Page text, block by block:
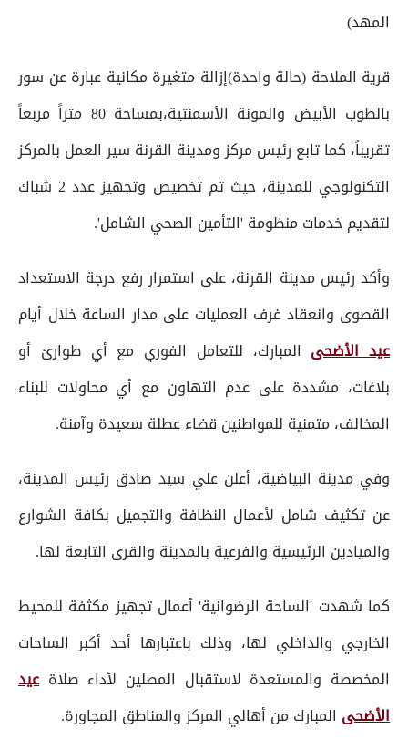
المهد)
قرية الملاحة (حالة واحدة)إزالة متغيرة مكانية عبارة عن سور
بالطوب الأبيض والمونة الأسمنتية،بمساحة 80 متراً مربعاً
تقريباً، كما تابع رئيس مركز ومدينة القرنة سير العمل بالمركز
التكنولوجي للمدينة، حيث تم تخصيص وتجهيز عدد 2 شباك
لتقديم خدمات منظومة 'التأمين الصحي الشامل'.
وأكد رئيس مدينة القرنة، على استمرار رفع درجة الاستعداد
القصوى وانعقاد غرف العمليات على مدار الساعة خلال أيام
عيد الأضحى المبارك، للتعامل الفوري مع أي طوارئ أو
بلاغات، مشددة على عدم التهاون مع أي محاولات للبناء
المخالف، متمنية للمواطنين قضاء عطلة سعيدة وآمنة.
وفي مدينة البياضية، أعلن علي سيد صادق رئيس المدينة،
عن تكثيف شامل لأعمال النظافة والتجميل بكافة الشوارع
والميادين الرئيسية والفرعية بالمدينة والقرى التابعة لها.
كما شهدت 'الساحة الرضوانية' أعمال تجهيز مكثفة للمحيط
الخارجي والداخلي لها، وذلك باعتبارها أحد أكبر الساحات
المخصصة والمستعدة لاستقبال المصلين لأداء صلاةعيد
الأضحى المبارك من أهالي المركز والمناطق المجاورة.